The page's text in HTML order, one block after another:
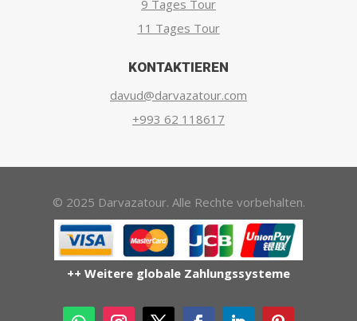
9 Tages Tour
11 Tages Tour
KONTAKTIEREN
davud@darvazatour.com
+993 62 118617
© 2025 Darvazatour. Alle Rechte vorbehalten.
++ Weitere globale Zahlungssysteme